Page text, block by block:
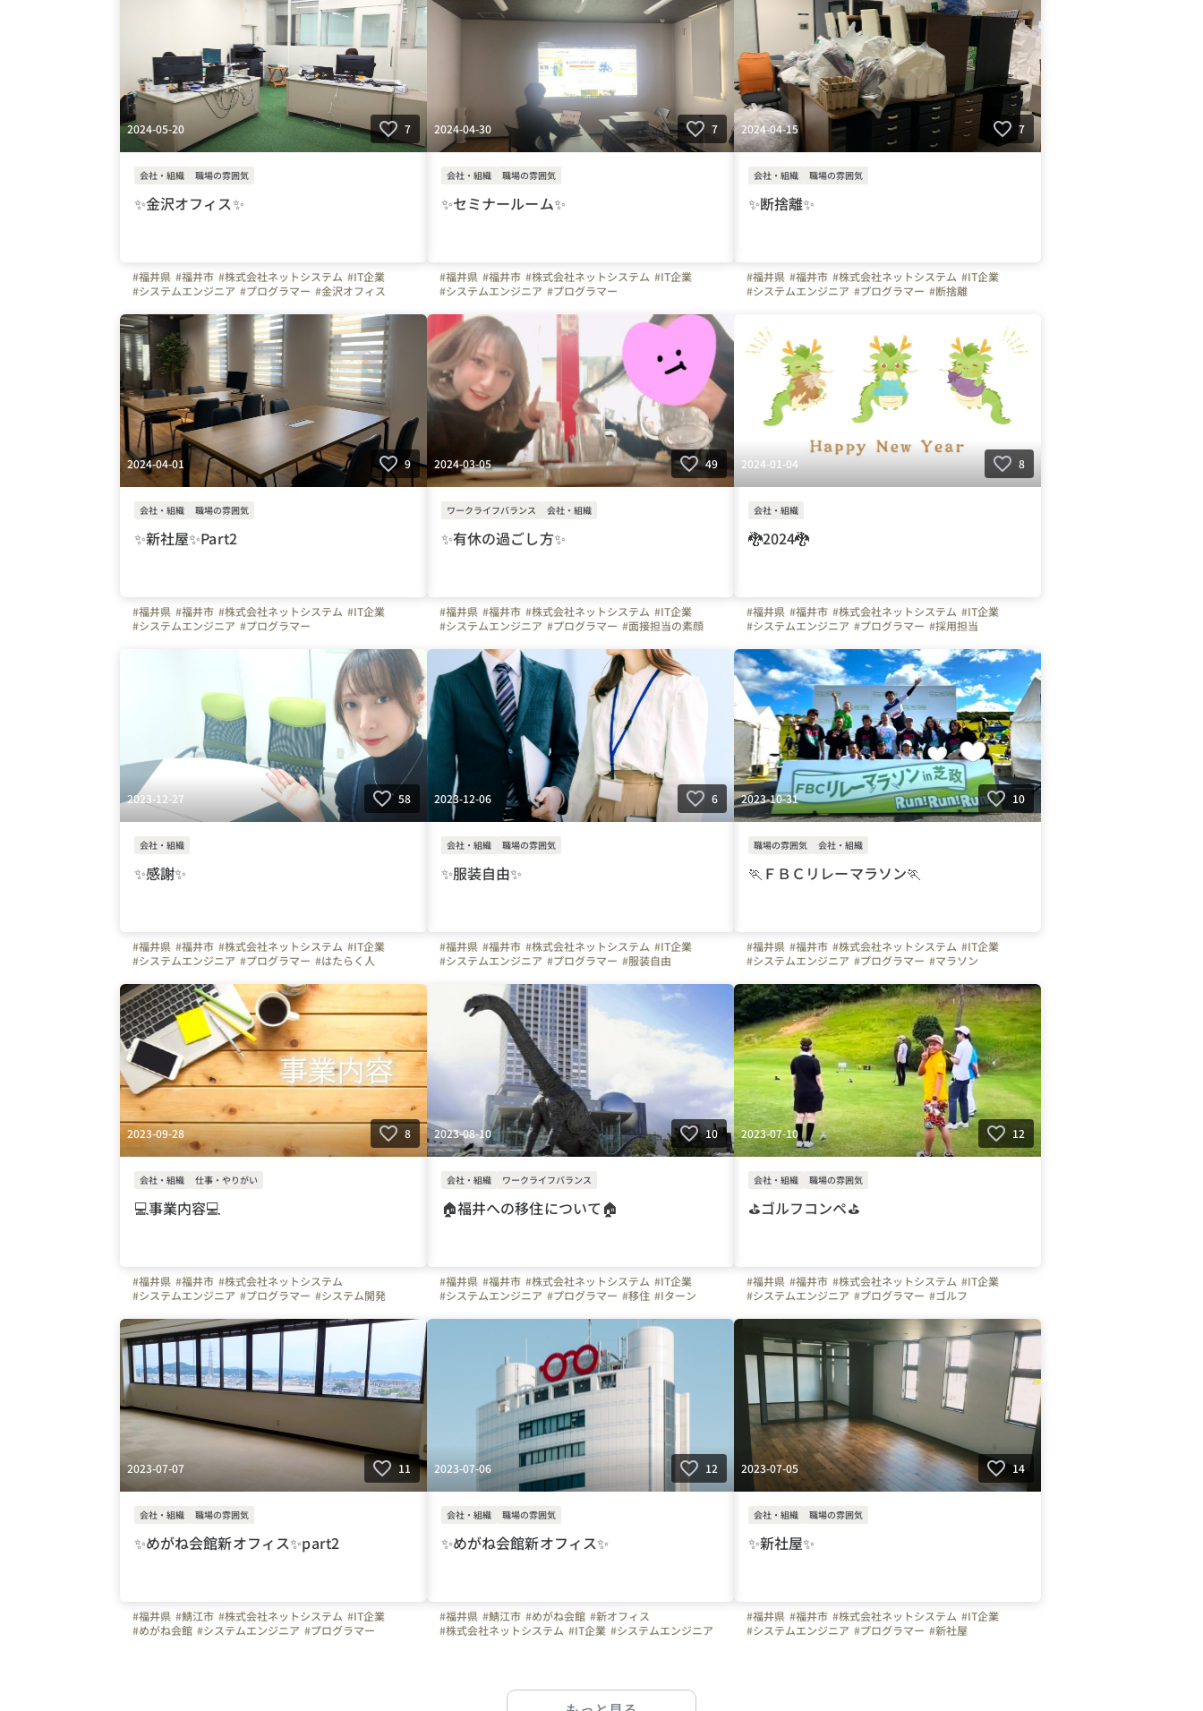
2024-05-20 7
会社・組織 職場の雰囲気
✨金沢オフィス✨
#福井県 #福井市 #株式会社ネットシステム #IT企業
#システムエンジニア #プログラマー #金沢オフィス
2024-04-30 7
会社・組織 職場の雰囲気
✨セミナールーム✨
#福井県 #福井市 #株式会社ネットシステム #IT企業
#システムエンジニア #プログラマー
2024-04-15 7
会社・組織 職場の雰囲気
✨断捨離✨
#福井県 #福井市 #株式会社ネットシステム #IT企業
#システムエンジニア #プログラマー #断捨離
2024-04-01 9
会社・組織 職場の雰囲気
✨新社屋✨Part2
#福井県 #福井市 #株式会社ネットシステム #IT企業
#システムエンジニア #プログラマー
2024-03-05 49
ワークライフバランス 会社・組織
✨有休の過ごし方✨
#福井県 #福井市 #株式会社ネットシステム #IT企業
#システムエンジニア #プログラマー #面接担当の素顔
2024-01-04 8
会社・組織
🐉2024🐉
#福井県 #福井市 #株式会社ネットシステム #IT企業
#システムエンジニア #プログラマー #採用担当
2023-12-27 58
会社・組織
✨感謝✨
#福井県 #福井市 #株式会社ネットシステム #IT企業
#システムエンジニア #プログラマー #はたらく人
2023-12-06 6
会社・組織 職場の雰囲気
✨服装自由✨
#福井県 #福井市 #株式会社ネットシステム #IT企業
#システムエンジニア #プログラマー #服装自由
2023-10-31 10
職場の雰囲気 会社・組織
🏃ＦＢＣリレーマラソン🏃
#福井県 #福井市 #株式会社ネットシステム #IT企業
#システムエンジニア #プログラマー #マラソン
2023-09-28 8
会社・組織 仕事・やりがい
💻事業内容💻
#福井県 #福井市 #株式会社ネットシステム
#システムエンジニア #プログラマー #システム開発
2023-08-10 10
会社・組織 ワークライフバランス
🏠福井への移住について🏠
#福井県 #福井市 #株式会社ネットシステム #IT企業
#システムエンジニア #プログラマー #移住 #Iターン
2023-07-10 12
会社・組織 職場の雰囲気
⛳ゴルフコンペ⛳
#福井県 #福井市 #株式会社ネットシステム #IT企業
#システムエンジニア #プログラマー #ゴルフ
2023-07-07 11
会社・組織 職場の雰囲気
✨めがね会館新オフィス✨part2
#福井県 #鯖江市 #株式会社ネットシステム #IT企業
#めがね会館 #システムエンジニア #プログラマー
2023-07-06 12
会社・組織 職場の雰囲気
✨めがね会館新オフィス✨
#福井県 #鯖江市 #めがね会館 #新オフィス
#株式会社ネットシステム #IT企業 #システムエンジニア
2023-07-05 14
会社・組織 職場の雰囲気
✨新社屋✨
#福井県 #福井市 #株式会社ネットシステム #IT企業
#システムエンジニア #プログラマー #新社屋